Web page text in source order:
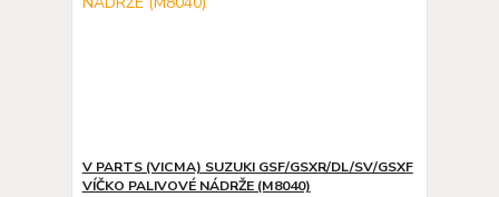
V PARTS (VICMA) SUZUKI GSF/GSXR/DL/SV/GSXF
VÍČKO PALIVOVÉ NÁDRŽE (M8040)